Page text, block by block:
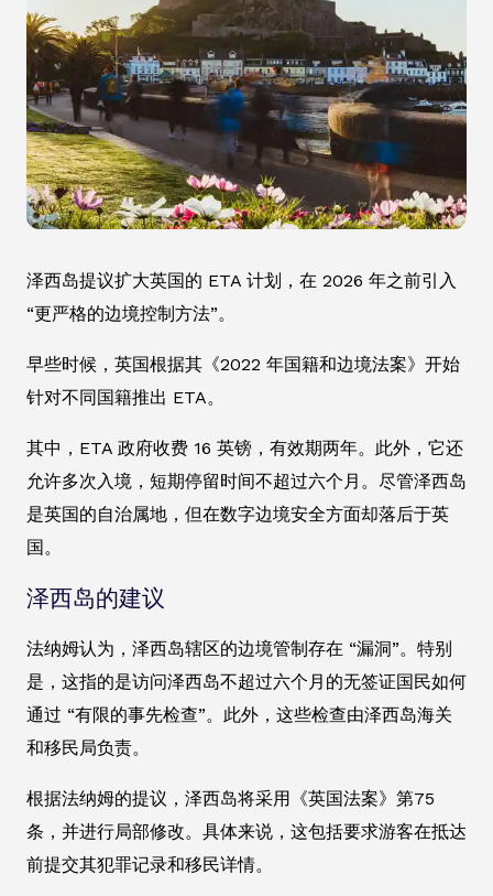
泽西岛提议扩大英国的 ETA 计划，在 2026 年之前引入
“更严格的边境控制方法”。
早些时候，英国根据其《2022 年国籍和边境法案》开始
针对不同国籍推出 ETA。
其中，ETA 政府收费 16 英镑，有效期两年。此外，它还
允许多次入境，短期停留时间不超过六个月。尽管泽西岛
是英国的自治属地，但在数字边境安全方面却落后于英
国。
泽西岛的建议
法纳姆认为，泽西岛辖区的边境管制存在 “漏洞”。特别
是，这指的是访问泽西岛不超过六个月的无签证国民如何
通过 “有限的事先检查”。此外，这些检查由泽西岛海关
和移民局负责。
根据法纳姆的提议，泽西岛将采用《英国法案》第75
条，并进行局部修改。具体来说，这包括要求游客在抵达
前提交其犯罪记录和移民详情。